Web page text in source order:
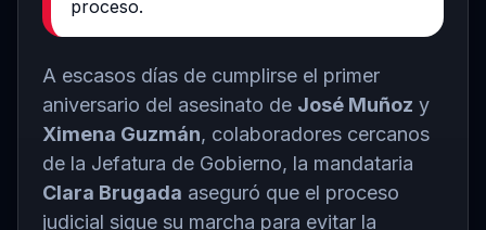
proceso.
A escasos días de cumplirse el primer
aniversario del asesinato de José Muñoz y
Ximena Guzmán, colaboradores cercanos
de la Jefatura de Gobierno, la mandataria
Clara Brugada aseguró que el proceso
judicial sigue su marcha para evitar la